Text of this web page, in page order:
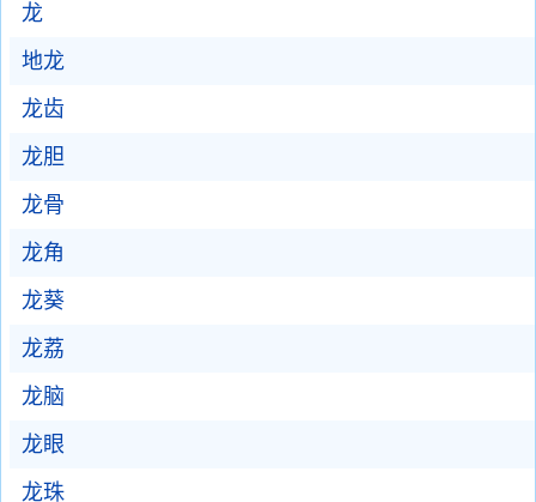
龙
地龙
龙齿
龙胆
龙骨
龙角
龙葵
龙荔
龙脑
龙眼
龙珠